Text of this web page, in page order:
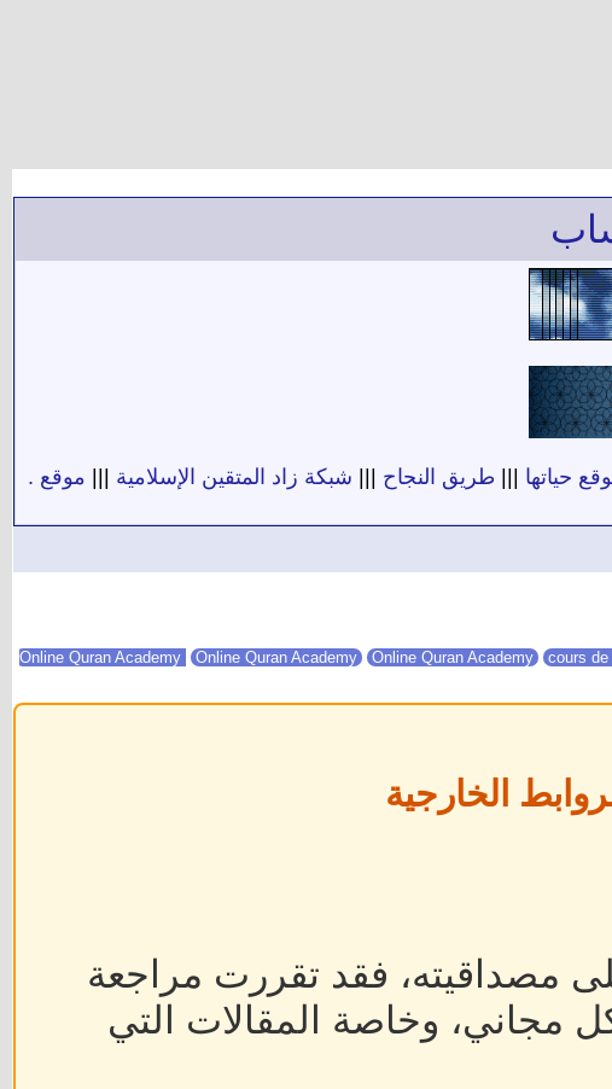
حياتها طريق النجاح شبكة زاد المتقين الإسلامية
موقع .
Online Quran Academy Online Quran Academy cours de
الخارجية
مصداقيته، فقد تقررت مراجعة
مجاني، وخاصة المقالات التي